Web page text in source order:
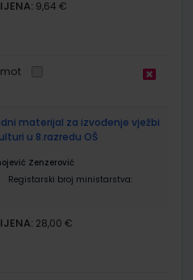
9,64 €
radni materijal za izvođenje vježbi
u 8.razredu OŠ
Zenzerović
Registarski broj ministarstva:
28,00 €